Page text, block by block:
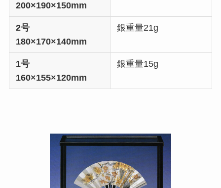
200×190×150mm
2号
180×170×140mm
銀重量21g
1号
160×155×120mm
銀重量15g